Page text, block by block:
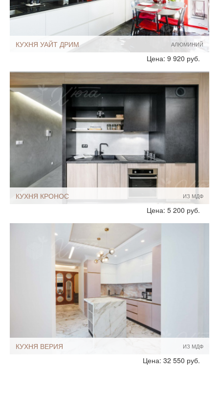
Кухни-столовые
Линейные
Шкафы до потолка
АЛЮМИНИЙ
КУХНЯ УАЙТ ДРИМ
Размеры, ширина:Большие
10-12 кв.м
Мебель - тип:Прямая
Встроенные
Модульные
С пеналом
Стандартные
Цена: 9 920 руб.
ИЗ МДФ
КУХНЯ КРОНОС
Размеры, ширина:
Небольшие
Мебель - тип:Прямая
Кухни-трансформеры
Шкафы до потолка
Цена: 5 200 руб.
ИЗ МДФ
КУХНЯ ВЕРИЯ
Цена: 32 550 руб.